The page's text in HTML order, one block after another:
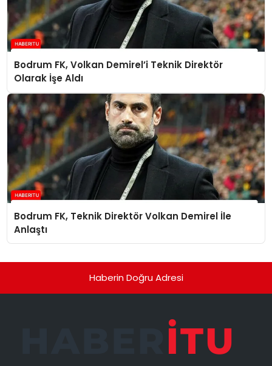
Bodrum FK, Volkan Demirel’i Teknik Direktör
Olarak İşe Aldı
Bodrum FK, Teknik Direktör Volkan Demirel İle
Anlaştı
Haberin Doğru Adresi